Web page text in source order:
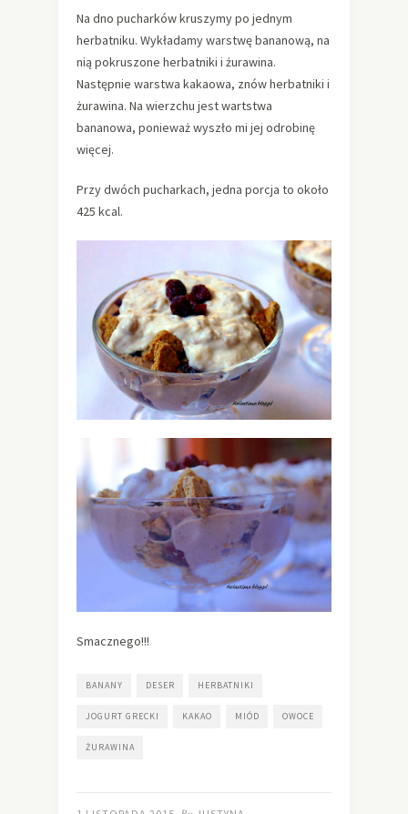
Na dno pucharków kruszymy po jednym
herbatniku. Wykładamy warstwę bananową, na
nią pokruszone herbatniki i żurawina.
Następnie warstwa kakaowa, znów herbatniki i
żurawina. Na wierzchu jest wartstwa
bananowa, ponieważ wyszło mi jej odrobinę
więcej.
Przy dwóch pucharkach, jedna porcja to około
425 kcal.
Smacznego!!!
BANANY DESER HERBATNIKI
JOGURT GRECKI KAKAO MIÓD OWOCE
ŻURAWINA